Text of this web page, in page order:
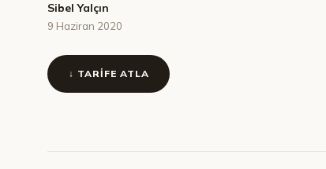
Sibel Yalçın
9 Haziran 2020
↓ TARIFE ATLA